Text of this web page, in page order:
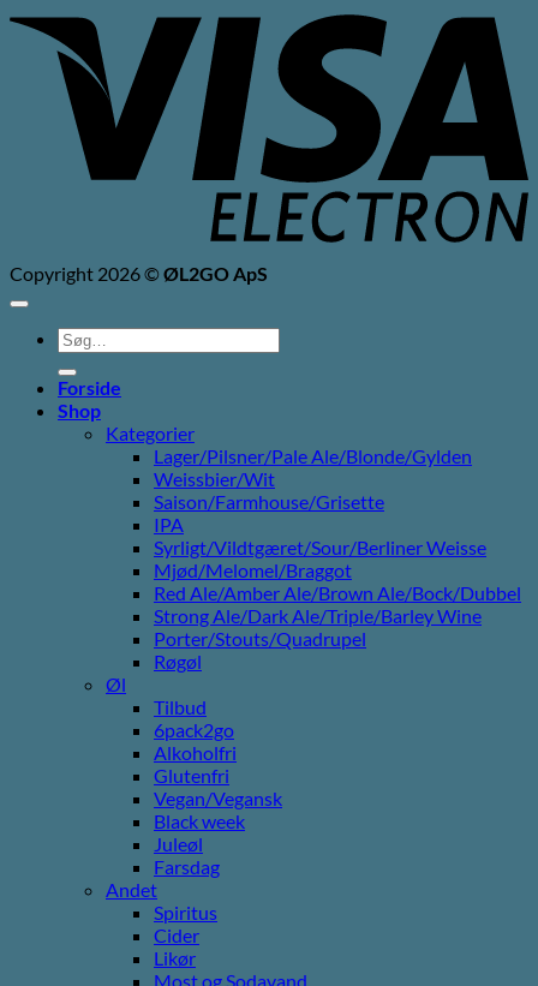
Copyright 2026 ©ØL2GO ApS
Søg
efter:
Forside
Shop
Kategorier
Lager/Pilsner/Pale Ale/Blonde/Gylden
Weissbier/Wit
Saison/Farmhouse/Grisette
IPA
Syrligt/Vildtgæret/Sour/Berliner Weisse
Mjød/Melomel/Braggot
Red Ale/Amber Ale/Brown Ale/Bock/Dubbel
Strong Ale/Dark Ale/Triple/Barley Wine
Porter/Stouts/Quadrupel
Røgøl
Øl
Tilbud
6pack2go
Alkoholfri
Glutenfri
Vegan/Vegansk
Black week
Juleøl
Farsdag
Andet
Spiritus
Cider
Likør
Most og Sodavand